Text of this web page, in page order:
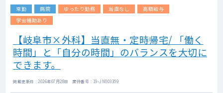
ます。
看護師の問診後の診察となり、未経験の先生
でも対応が可能な内容です。
対面診療とオンライン診療の比重について
※開院間もない医療機関の場合はオンライン
常勤 病院 ゆったり勤務 当直なし
高額給与
学会補助あり
【岐阜市×外科】当直無・定時帰宅/ 「働く
時間」と「自分の時間」のバランスを大切に
できます。
掲載更新日 : 2026年07月28日 案件番号 : 19-JN003359